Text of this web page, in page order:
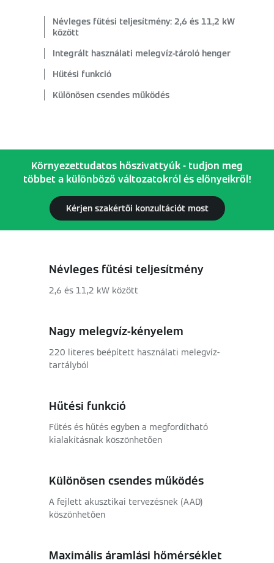
Névleges fűtési teljesítmény: 2,6 és 11,2 kW
között
Integrált használati melegvíz-tároló henger
Hűtési funkció
Különösen csendes működés
Környezettudatos hőszivattyúk - tudjon meg
többet a különböző változatokról és előnyeikről!
Kérjen szakértői konzultációt most
Névleges fűtési teljesítmény
2,6 és 11,2 kW között
Nagy melegvíz-kényelem
220 literes beépített használati melegvíz-
tartályból
Hűtési funkció
Fűtés és hűtés egyben a megfordítható
kialakításnak köszönhetően
Különösen csendes működés
A fejlett akusztikai tervezésnek (AAD)
köszönhetően
Maximális áramlási hőmérséklet